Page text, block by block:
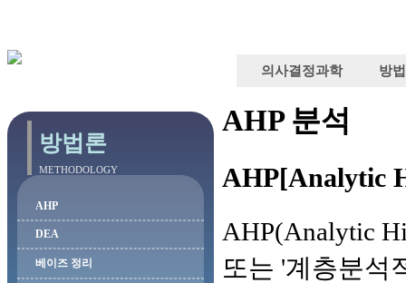
의사결정과학 방
방법론
METHODOLOGY
AHP
DEA
베이즈 정리
AHP 분석
AHP[Analytic
AHP(Analytic
또는 '계층분석